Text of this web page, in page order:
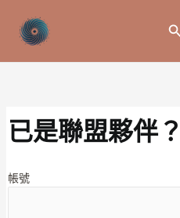
要
搜
已是聯盟夥伴
帳號